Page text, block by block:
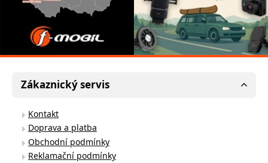
Zákaznický servis
Kontakt
Doprava a platba
Obchodní podmínky
Reklamační podmínky